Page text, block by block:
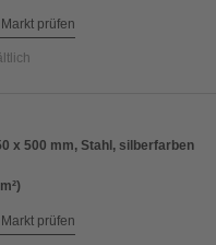
prüfen
x 500 mm, Stahl, silberfarben
prüfen